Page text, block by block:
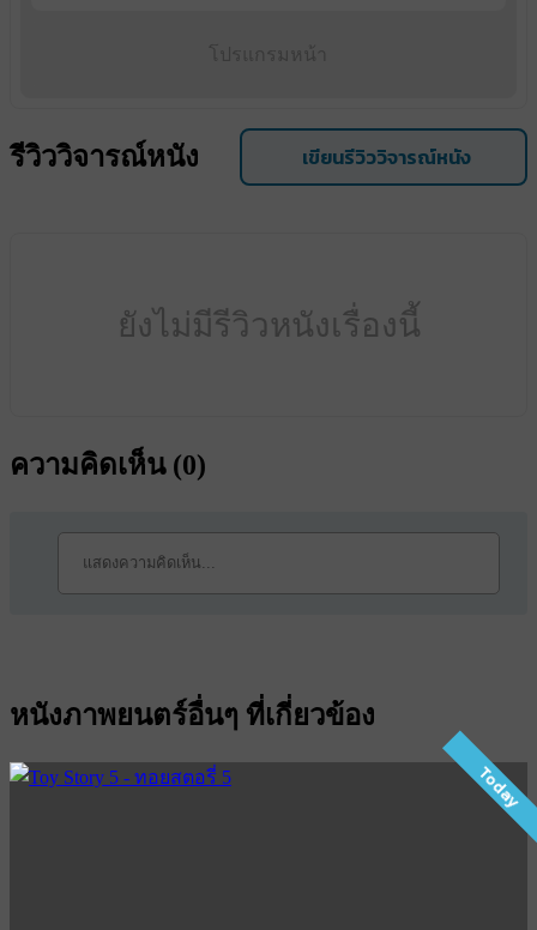
รีวิววิจารณ์หนัง เขียนรีวิววิจารณ์หนัง
ยังไม่มีรีวิวหนังเรื่องนี้
ความคิดเห็น (0)
หนังภาพยนตร์อื่นๆ ที่เกี่ยวข้อง
Today